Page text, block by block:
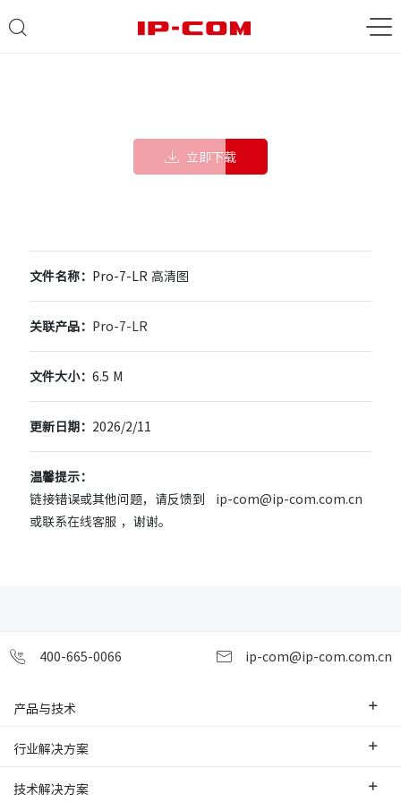
立即下载
文件名称： Pro-7-LR 高清图
关联产品： Pro-7-LR
文件大小： 6.5 M
更新日期： 2026/2/11
温馨提示：
链接错误或其他问题，请反馈到 ip-com@ip-com.com.cn
或联系在线客服 ，谢谢。
400-665-0066 ip-com@ip-com.com.cn
产品与技术
企业级路由器
行业解决方案
中小企业
技术解决方案